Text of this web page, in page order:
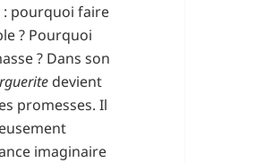
: pourquoi faire
? Pourquoi
? Dans son
devient
promesses. Il
imaginaire